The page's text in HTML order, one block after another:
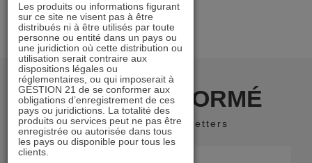
RESTER INFORMÉ
Recevoir nos newsletters
Les produits ou informations figurant
sur ce site ne visent pas à être
distribués ni à être utilisés par toute
personne ou entité dans un pays ou
une juridiction où cette distribution ou
utilisation serait contraire aux
dispositions légales ou
réglementaires, ou qui imposerait à
GESTION 21 de se conformer aux
obligations d’enregistrement de ces
pays ou juridictions. La totalité des
produits ou services peut ne pas être
enregistrée ou autorisée dans tous
les pays ou disponible pour tous les
clients.